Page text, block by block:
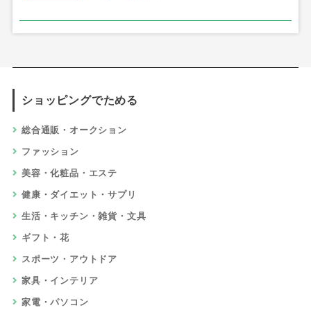
ショッピングでためる
総合通販・オークション
ファッション
美容・化粧品・エステ
健康・ダイエット・サプリ
生活・キッチン・雑貨・文具
ギフト・花
スポーツ・アウトドア
家具・インテリア
家電・パソコン